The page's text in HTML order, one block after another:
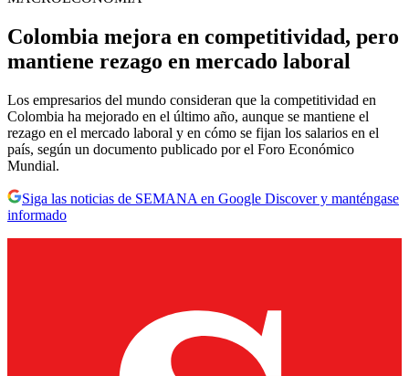
Colombia mejora en competitividad, pero
mantiene rezago en mercado laboral
Los empresarios del mundo consideran que la competitividad en
Colombia ha mejorado en el último año, aunque se mantiene el
rezago en el mercado laboral y en cómo se fijan los salarios en el
país, según un documento publicado por el Foro Económico
Mundial.
Siga las noticias de SEMANA en Google Discover y manténgase
informado